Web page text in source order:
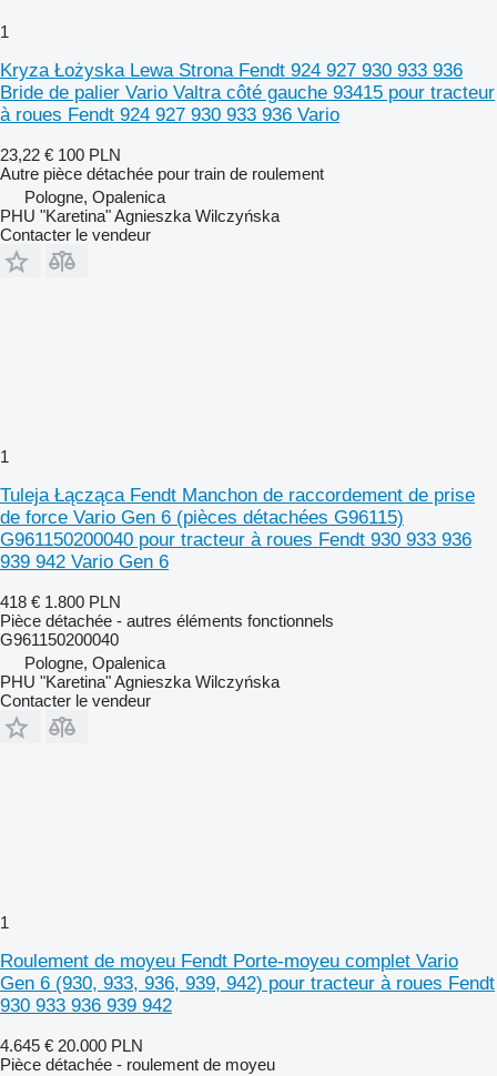
1
Kryza Łożyska Lewa Strona Fendt 924 927 930 933 936
Bride de palier Vario Valtra côté gauche 93415 pour tracteur
à roues Fendt 924 927 930 933 936 Vario
23,22 € 100 PLN
Autre pièce détachée pour train de roulement
Pologne, Opalenica
PHU "Karetina" Agnieszka Wilczyńska
Contacter le vendeur
1
Tuleja Łącząca Fendt Manchon de raccordement de prise
de force Vario Gen 6 (pièces détachées G96115)
G961150200040 pour tracteur à roues Fendt 930 933 936
939 942 Vario Gen 6
418 € 1.800 PLN
Pièce détachée - autres éléments fonctionnels
G961150200040
Pologne, Opalenica
PHU "Karetina" Agnieszka Wilczyńska
Contacter le vendeur
1
Roulement de moyeu Fendt Porte-moyeu complet Vario
Gen 6 (930, 933, 936, 939, 942) pour tracteur à roues Fendt
930 933 936 939 942
4.645 € 20.000 PLN
Pièce détachée - roulement de moyeu